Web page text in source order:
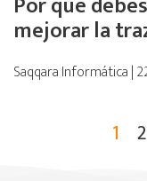
mejorar la
Saqqara Informática |
1 2